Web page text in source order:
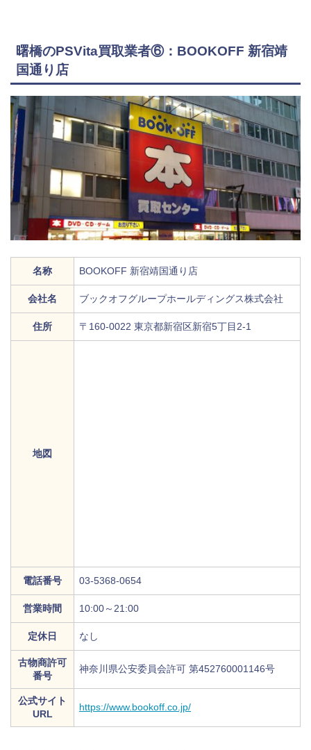
曙橋のPSVita買取業者⑥：BOOKOFF 新宿靖
国通り店
名称 BOOKOFF 新宿靖国通り店
会社名 ブックオフグループホールディングス株式会社
住所 〒160-0022 東京都新宿区新宿5丁目2-1
地図
電話番号 03-5368-0654
営業時間 10:00～21:00
定休日 なし
古物商許可
番号
神奈川県公安委員会許可 第452760001146号
公式サイト
URL
https://www.bookoff.co.jp/